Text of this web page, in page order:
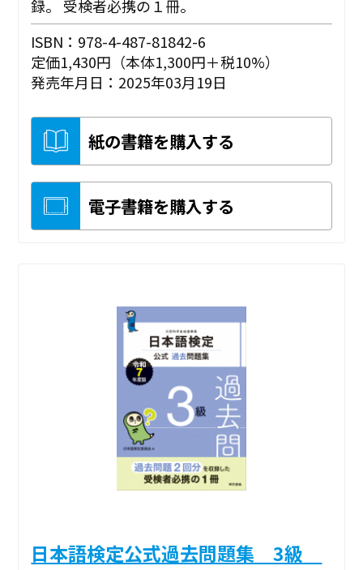
録。 受検者必携の１冊。
ISBN：978-4-487-81842-6
定価1,430円（本体1,300円＋税10%）
発売年月日：2025年03月19日
紙の書籍を購入する
電子書籍を購入する
日本語検定公式過去問題集 3級